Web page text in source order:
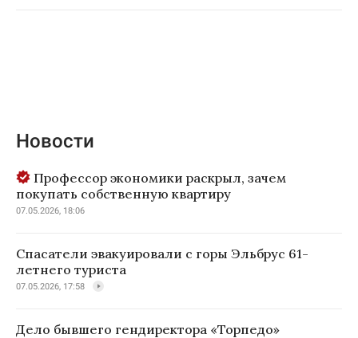
Новости
Профессор экономики раскрыл, зачем
покупать собственную квартиру
07.05.2026, 18:06
Спасатели эвакуировали с горы Эльбрус 61-
летнего туриста
07.05.2026, 17:58
Дело бывшего гендиректора «Торпедо»